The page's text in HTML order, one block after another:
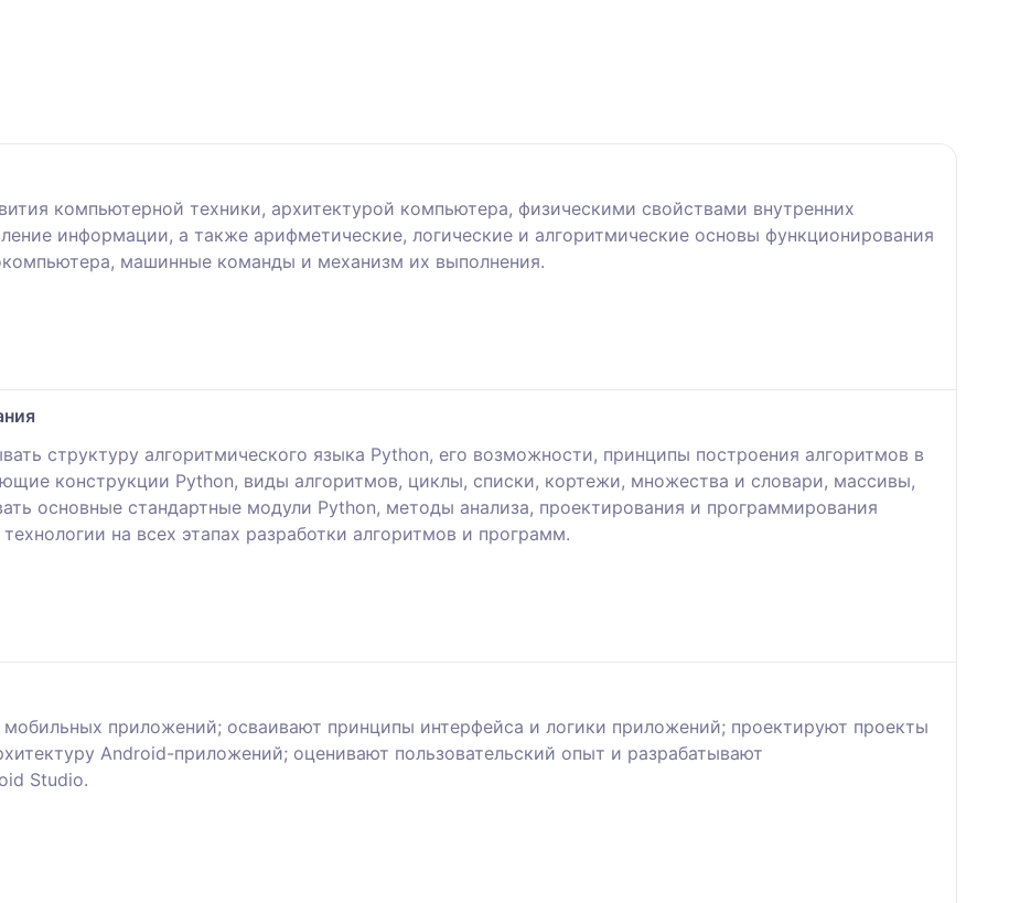
компьютерной техники, архитектурой компьютера, физическими свойствами внутренних
информации, а также арифметические, логические и алгоритмические основы функционирования
машинные команды и механизм их выполнения.
структуру алгоритмического языка Python, его возможности, принципы построения алгоритмов в
конструкции Python, виды алгоритмов, циклы, списки, кортежи, множества и словари, массивы,
основные стандартные модули Python, методы анализа, проектирования и программирования
на всех этапах разработки алгоритмов и программ.
приложений; осваивают принципы интерфейса и логики приложений; проектируют проекты
Android-приложений; оценивают пользовательский опыт и разрабатывают
Studio.